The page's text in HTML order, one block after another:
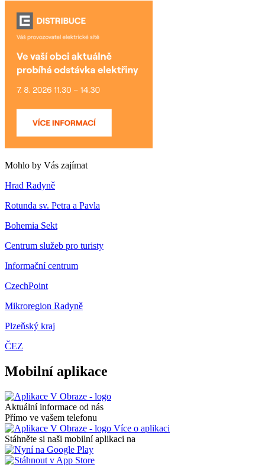
Mohlo by Vás zajímat
Hrad Radyně
Rotunda sv. Petra a Pavla
Bohemia Sekt
Centrum služeb pro turisty
Informační centrum
CzechPoint
Mikroregion Radyně
Plzeňský kraj
ČEZ
Mobilní aplikace
Aktuální informace od nás
Přímo ve vašem telefonu
Více o aplikaci
Stáhněte si naši mobilní aplikaci na